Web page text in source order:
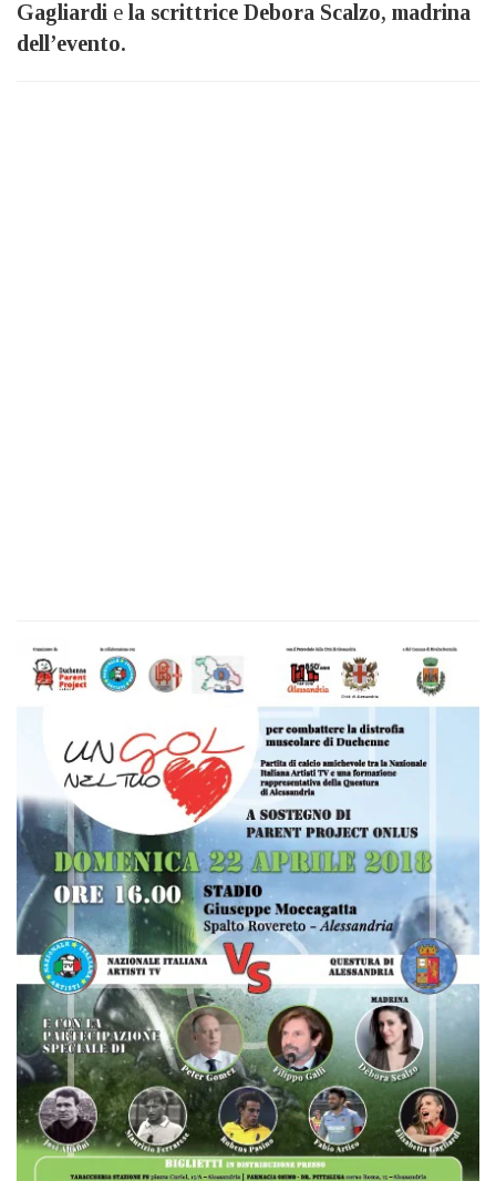
Gagliardi e la scrittrice Debora Scalzo, madrina
dell’evento.